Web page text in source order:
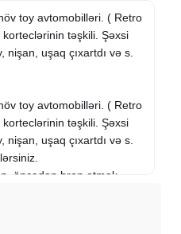
toy avtomobilləri. ( Retro
təşkili. Şəxsi
uşaq çıxartdı və s.
toy avtomobilləri. ( Retro
təşkili. Şəxsi
uşaq çıxartdı və s.
öncədən bron etmək
- otuz üç - yetmiş yeddi.